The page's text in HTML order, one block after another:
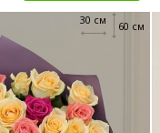
60 см
30 см